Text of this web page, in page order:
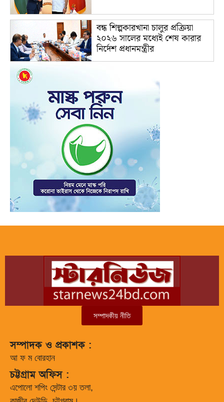
বন্ধ শিল্পকারখানা চালুর প্রক্রিয়া
২০২৬ সালের মধ্যেই শেষ কারার
নির্দেশ প্রধানমন্ত্রীর
সম্পাদকীয় নীতি
সম্পাদক ও প্রকাশক :
আ ফ ম বোরহান
চট্টগ্রাম অফিস :
এপোলো শপিং সেন্টার ৩য় তলা,